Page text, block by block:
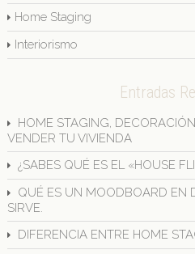
Home Staging
Interiorismo
Entradas
HOME STAGING,
VENDER TU VIVIENDA
¿SABES QUÉ ES EL «HOUSE
QUÉ ES UN MOODBOARD EN
SIRVE.
DIFERENCIA ENTRE HOME